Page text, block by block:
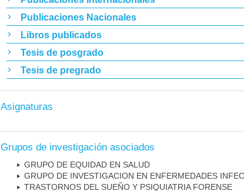
Publicaciones Nacionales
Libros publicados
Tesis de posgrado
Tesis de pregrado
Asignaturas
Grupos de investigación asociados
GRUPO DE EQUIDAD EN SALUD
GRUPO DE INVESTIGACION EN ENFERMEDADES
TRASTORNOS DEL SUEÑO Y PSIQUIATRIA FORENSE